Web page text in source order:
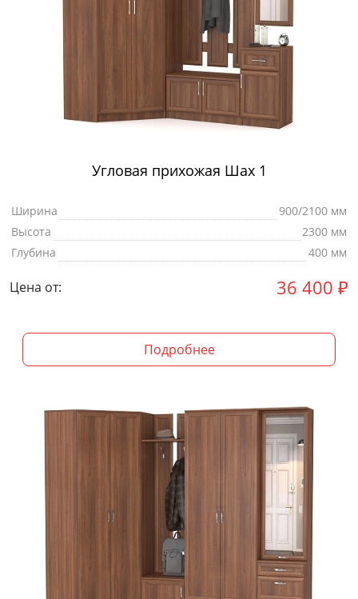
Угловая прихожая Шах 1
Ширина
900/2100 мм
Высота
2300 мм
Глубина
400 мм
Цена от: 36 400 ₽
Подробнее